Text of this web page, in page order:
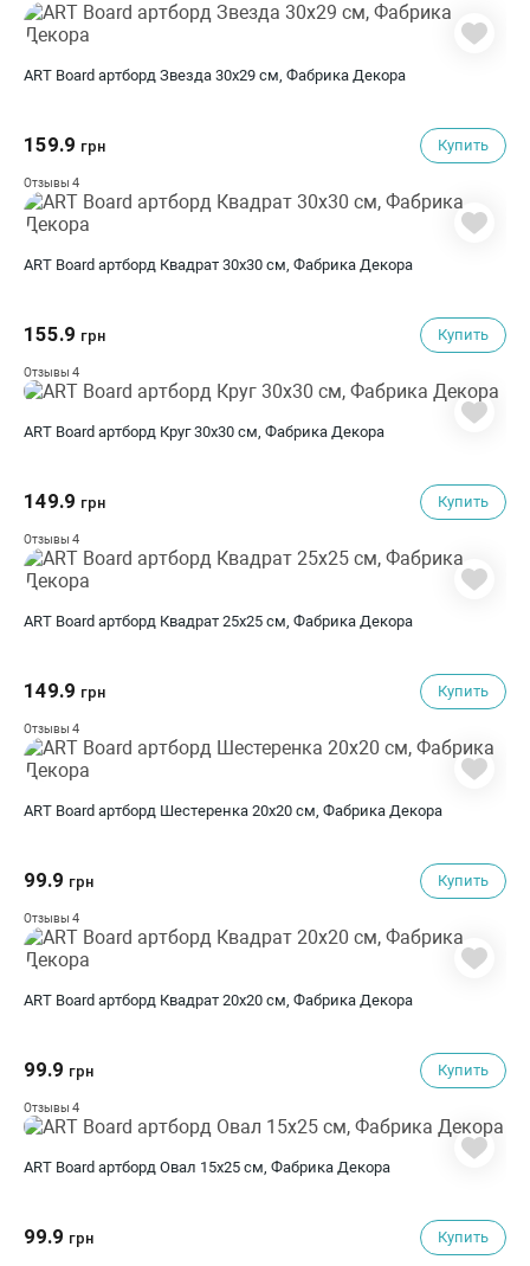
ART Board артборд Звезда 30х29 см, Фабрика Декора
159.9 грн Купить
Отзывы 4
ART Board артборд Квадрат 30х30 см, Фабрика Декора
155.9 грн Купить
Отзывы 4
ART Board артборд Круг 30х30 см, Фабрика Декора
149.9 грн Купить
Отзывы 4
ART Board артборд Квадрат 25х25 см, Фабрика Декора
149.9 грн Купить
Отзывы 4
ART Board артборд Шестеренка 20х20 см, Фабрика Декора
99.9 грн Купить
Отзывы 4
ART Board артборд Квадрат 20х20 см, Фабрика Декора
99.9 грн Купить
Отзывы 4
ART Board артборд Овал 15х25 см, Фабрика Декора
99.9 грн Купить